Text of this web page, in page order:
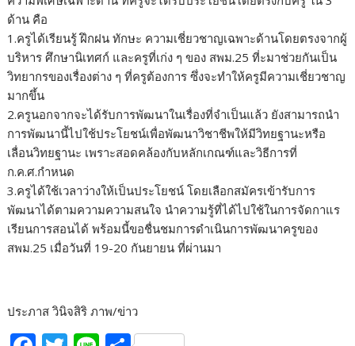
ด้าน คือ
1.ครูได้เรียนรู้ ฝึกฝน ทักษะ ความเชี่ยวชาญเฉพาะด้านโดยตรงจากผู้
บริหาร ศึกษานิเทศก์ และครูที่เก่ง ๆ ของ สพม.25 ที่ะมาช่วยกันเป็น
วิทยากรของเรื่องต่าง ๆ ที่ครูต้องการ ซึ่งจะทำให้ครูมีความเชี่ยวชาญ
มากขึ้น
2.ครูนอกจากจะได้รับการพัฒนาในเรื่องที่จำเป็นแล้ว ยังสามารถนำ
การพัฒนานี้ไปใช้ประโยชน์เพื่อพัฒนาวิชาชีพให้มีวิทยฐานะหรือ
เลื่อนวิทยฐานะ เพราะสอดคล้องกับหลักเกณฑ์และวิธีการที่
ก.ค.ศ.กำหนด
3.ครูได้ใช้เวลาว่างให้เป็นประโยชน์ โดยเลือกสมัครเข้ารับการ
พัฒนาได้ตามความความสนใจ นำความรู้ที่ได้ไปใช้ในการจัดกาแร
เรียนการสอนได้ พร้อมนี้ขอชื่นชมการดำเนินการพัฒนาครูของ
สพม.25 เมื่อวันที่ 19-20 กันยายน ที่ผ่านมา
ประภาส วินิจสิริ ภาพ/ข่าว